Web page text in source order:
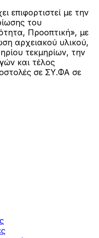
επιφορτιστεί με την
του
Προοπτική», με
αρχειακού υλικού,
τεκμηρίων, την
και τέλος
σε ΣΥ.ΦΑ σε